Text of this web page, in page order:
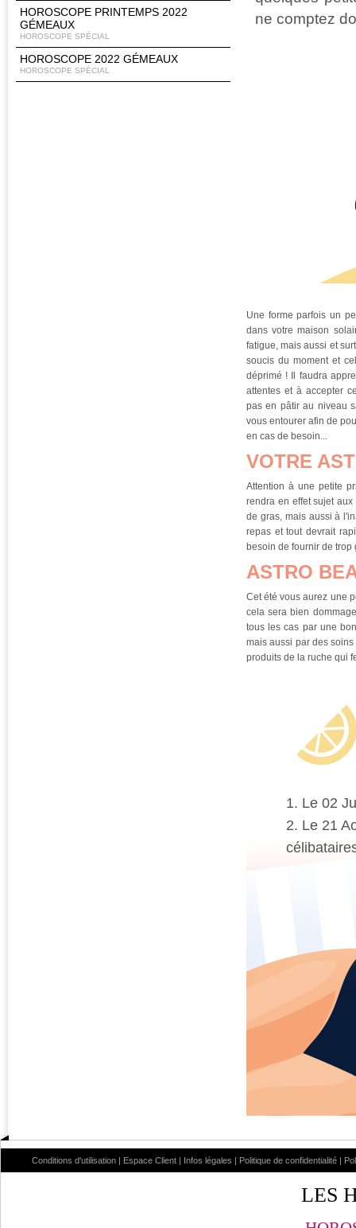
HOROSCOPE PRINTEMPS 2022
GÉMEAUX
HOROSCOPE SPÉCIAL
HOROSCOPE 2022 GÉMEAUX
HOROSCOPE SPÉCIAL
ne comptez
Une forme parfois un
dans votre maison
fatigue, mais aussi et
soucis du moment et
déprimé ! Il faudra
attentes et à accepter
pas en pâtir au niveau
vous entourer afin de
en cas de besoin...
VOTRE
Attention à une petite
rendra en effet sujet
de gras, mais aussi à
repas et tout devrait
besoin de fournir de trop
ASTRO
Cet été vous aurez une
cela sera bien
tous les cas par une
mais aussi par des
produits de la ruche qui
1. Le 02
2. Le 21
Conditions d'utilisation | Espace Client | Infos légales | Politique de confidentialité |
LES